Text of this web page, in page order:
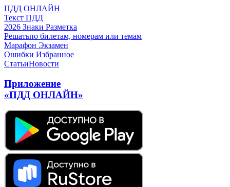
ПДД ОНЛАЙН
Текст ПДД
2026 Знаки Разметка
Решатьпо билетам, номерам или темам
Марафон Экзамен
Ошибки Избранное
СтатьиНовости
Приложение
«ПДД ОНЛАЙН»